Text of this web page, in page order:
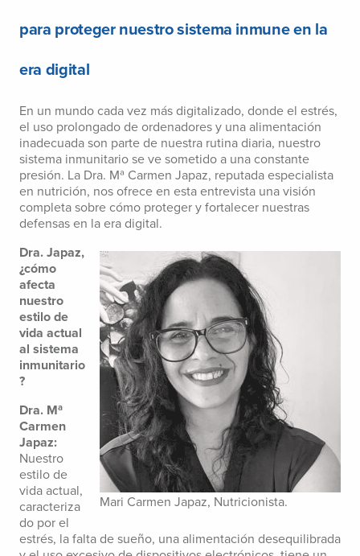
para proteger nuestro sistema inmune en la
era digital
En un mundo cada vez más digitalizado, donde el estrés,
el uso prolongado de ordenadores y una alimentación
inadecuada son parte de nuestra rutina diaria, nuestro
sistema inmunitario se ve sometido a una constante
presión. La Dra. Mª Carmen Japaz, reputada especialista
en nutrición, nos ofrece en esta entrevista una visión
completa sobre cómo proteger y fortalecer nuestras
defensas en la era digital.
Mari Carmen Japaz, Nutricionista.
Dra. Japaz,
¿cómo
afecta
nuestro
estilo de
vida actual
al sistema
inmunitario
?
Dra. Mª
Carmen
Japaz:
Nuestro
estilo de
vida actual,
caracteriza
do por el
estrés, la falta de sueño, una alimentación desequilibrada